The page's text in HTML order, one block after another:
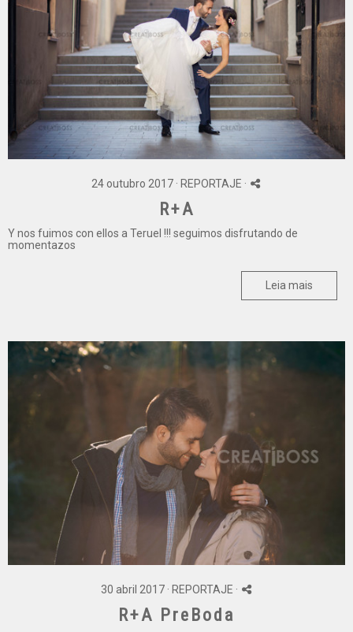
24 outubro 2017 · REPORTAJE ·
R+A
Y nos fuimos con ellos a Teruel !!! seguimos disfrutando de
momentazos
Leia mais
30 abril 2017 · REPORTAJE ·
R+A PreBoda